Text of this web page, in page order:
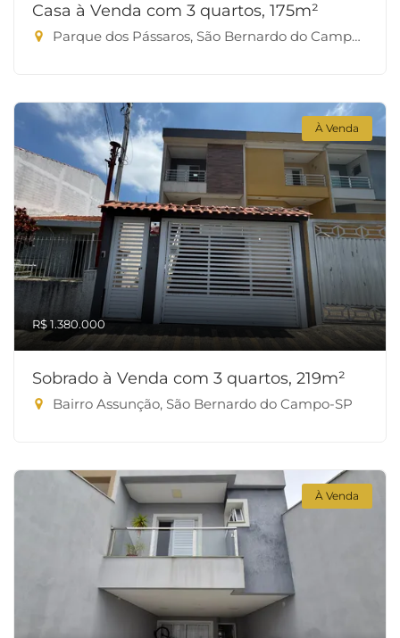
Casa à Venda com 3 quartos, 175m²
Parque dos Pássaros, São Bernardo do Campo-SP
À Venda
R$ 1.380.000
Sobrado à Venda com 3 quartos, 219m²
Bairro Assunção, São Bernardo do Campo-SP
À Venda